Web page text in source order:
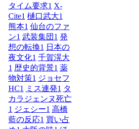
タイム要求1 X-
Cite1 樋口武大1
熊本1 仙台のファ
ン1 武装集団 1 発
想の転換1 日本の
夜文化1 千賀滉大
1 歴史的背景1 薬
物対策1 ジョセフ
HC1 ミス連発1 タ
カラジェンヌ死亡
1 ジェシー1 高橋
藍の反応1 買い占